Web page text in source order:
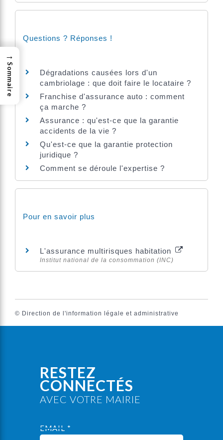
Questions ? Réponses !
Dégradations causées lors d'un
cambriolage : que doit faire le locataire ?
Franchise d'assurance auto : comment
ça marche ?
Assurance : qu'est-ce que la garantie
accidents de la vie ?
Qu'est-ce que la garantie protection
juridique ?
Comment se déroule l'expertise ?
Pour en savoir plus
L'assurance multirisques habitation
Institut national de la consommation (INC)
© Direction de l'information légale et administrative
RESTEZ
CONNECTÉS
AVEC VOTRE MAIRIE
EMAIL *
→
Sommaire